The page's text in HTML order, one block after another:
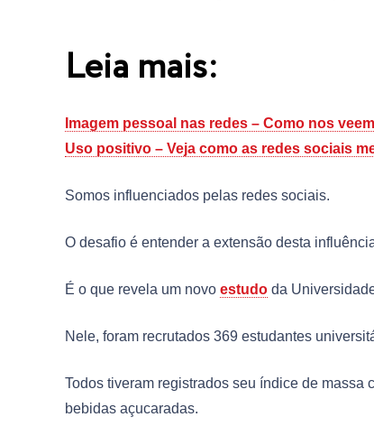
Leia mais:
Imagem pessoal nas redes – Como nos
Uso positivo – Veja como as redes sociais
Somos influenciados pelas redes sociais.
O desafio é entender a extensão desta
É o que revela um novo estudo da
Nele, foram recrutados 369 estudantes
Todos tiveram registrados seu índice de massa
bebidas açucaradas.